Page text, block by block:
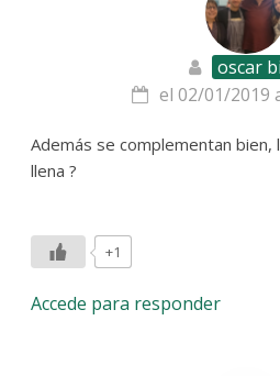
oscar
el 02/01/2019
Además se complementan bien,
llena ?
+1
Accede para responder